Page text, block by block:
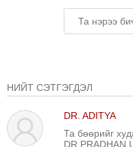
НИЙТ СЭТГЭГДЭЛ
DR. ADITYA
Та бөөрийг